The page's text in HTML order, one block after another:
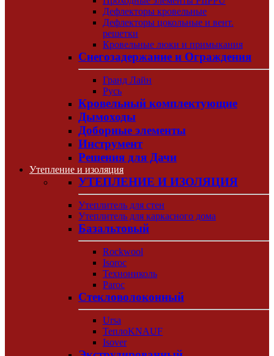
Дефлекторы кровельные
Дефлекторы цокольные и вент.
решетки
Кровельные люки и примыкания
Снегозадержание и Ограждения
Гранд Лайн
Русь
Кровельный комплектующие
Дымоходы
Доборные элементы
Инструмент
Решения для Дачи
Утепление и изоляция
УТЕПЛЕНИЕ И ИЗОЛЯЦИЯ
Утеплитель для стен
Утеплитель для каркасного дома
Базальтовый
Rockwool
Isoroc
Технониколь
Paroc
Стекловолоконный
Ursa
ТеплоKNAUF
Isover